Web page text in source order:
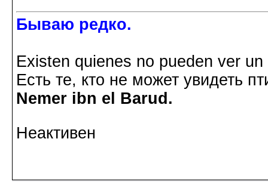
Бываю редко.
Existen quienes no pueden ver
Есть те, кто не может увидеть
Nemer ibn el Barud.
Неактивен